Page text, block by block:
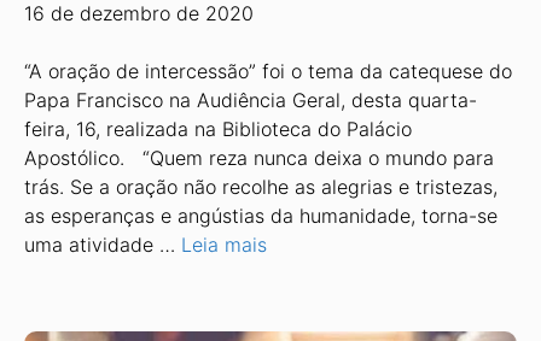
16 de dezembro de 2020
“A oração de intercessão” foi o tema da catequese do
Papa Francisco na Audiência Geral, desta quarta-
feira, 16, realizada na Biblioteca do Palácio
Apostólico. “Quem reza nunca deixa o mundo para
trás. Se a oração não recolhe as alegrias e tristezas,
as esperanças e angústias da humanidade, torna-se
uma atividade … Leia mais